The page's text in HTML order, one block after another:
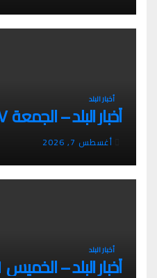
أخبار البلد
أخبار البلد – الجمعة ٧ أغسطس ٢٠٢٦م
أغسطس 7, 2026
أخبار البلد
أخبار البلد – الخميس ٦ أغسطس ٢٠٢٦م